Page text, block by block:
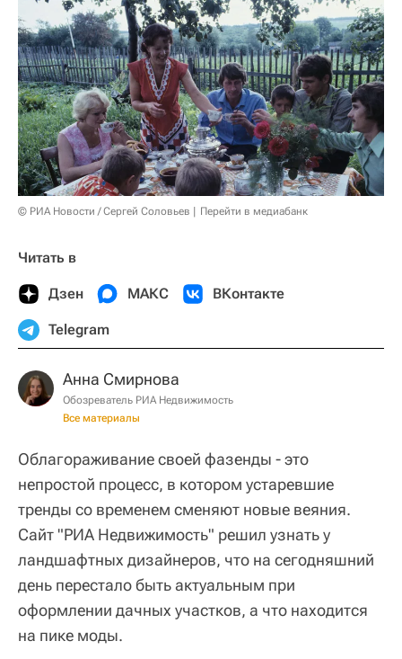
© РИА Новости / Сергей Соловьев Перейти в медиабанк
Читать в
Дзен МАКС ВКонтакте
Telegram
Анна Смирнова
Обозреватель РИА Недвижимость
Все материалы
Облагораживание своей фазенды - это
непростой процесс, в котором устаревшие
тренды со временем сменяют новые веяния.
Сайт "РИА Недвижимость" решил узнать у
ландшафтных дизайнеров, что на сегодняшний
день перестало быть актуальным при
оформлении дачных участков, а что находится
на пике моды.